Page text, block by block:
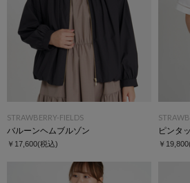
STRAWBERRY-FIELDS
バルーンヘムブルゾン
￥17,600(税込)
ピンタ
￥19,800